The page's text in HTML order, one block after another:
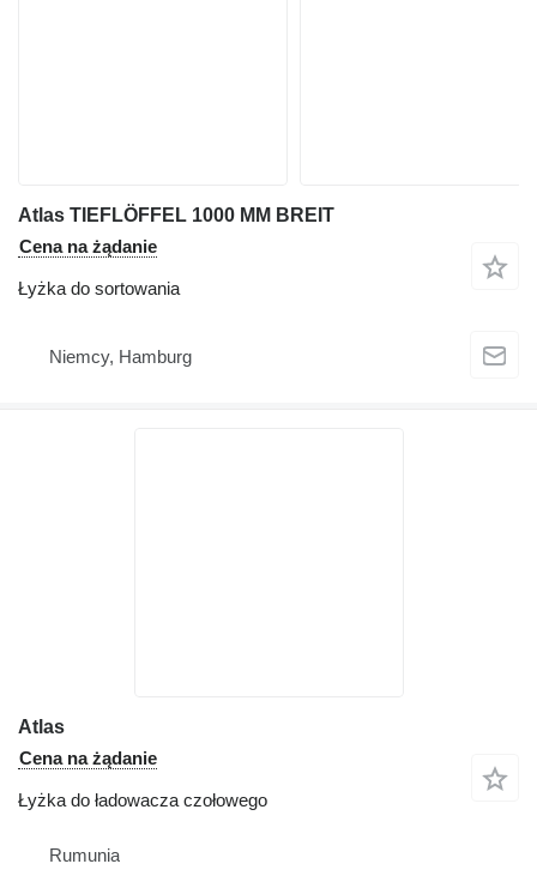
Atlas TIEFLÖFFEL 1000 MM BREIT
Cena na żądanie
Łyżka do sortowania
Niemcy, Hamburg
Atlas
Cena na żądanie
Łyżka do ładowacza czołowego
Rumunia